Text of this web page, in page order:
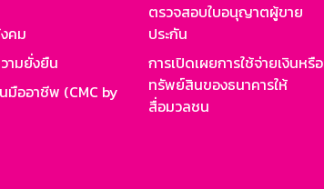
คม
ามยั่งยืน
มืออาชีพ (CMC by
ตรวจสอบใบอนุญาตผู้ขาย
ประกัน
การเปิดเผยการใช้จ่ายเงินหรือ
ทรัพย์สินของธนาคารให้
สื่อมวลชน